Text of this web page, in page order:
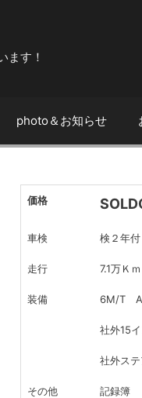
ます！
photo＆お知らせ
価格
車検 検２年付
走行 7.1万Ｋｍ
装備 6M/T
社外15
社外ステ
その他 記録簿